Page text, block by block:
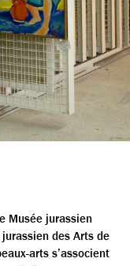
Musée jurassien
des Arts de
arts s’associent